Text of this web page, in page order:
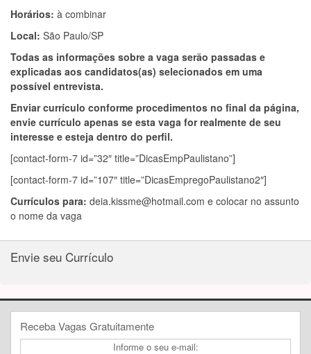
Horários: à combinar
Local: São Paulo/SP
Todas as informações sobre a vaga serão passadas e
explicadas aos candidatos(as) selecionados em uma
possível entrevista.
Enviar currículo conforme procedimentos no final da página,
envie currículo apenas se esta vaga for realmente de seu
interesse e esteja dentro do perfil.
[contact-form-7 id=”32″ title=”DicasEmpPaulistano”]
[contact-form-7 id=”107″ title=”DicasEmpregoPaulistano2″]
Currículos para: deia.kissme@hotmail.com e colocar no assunto
o nome da vaga
Envie seu Currículo
Receba Vagas Gratuitamente
Informe o seu e-mail: